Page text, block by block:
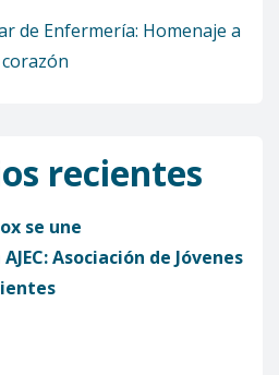
de Enfermería: Homenaje a
recientes
se une
Asociación de Jóvenes